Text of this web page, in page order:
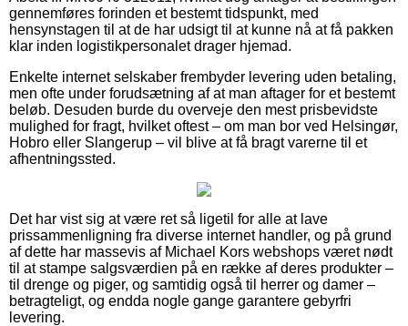
gennemføres forinden et bestemt tidspunkt, med
hensynstagen til at de har udsigt til at kunne nå at få pakken
klar inden logistikpersonalet drager hjemad.
Enkelte internet selskaber frembyder levering uden betaling,
men ofte under forudsætning af at man aftager for et bestemt
beløb. Desuden burde du overveje den mest prisbevidste
mulighed for fragt, hvilket oftest – om man bor ved Helsingør,
Hobro eller Slangerup – vil blive at få bragt varerne til et
afhentningssted.
Det har vist sig at være ret så ligetil for alle at lave
prissammenligning fra diverse internet handler, og på grund
af dette har massevis af Michael Kors webshops været nødt
til at stampe salgsværdien på en række af deres produkter –
til drenge og piger, og samtidig også til herrer og damer –
betragteligt, og endda nogle gange garantere gebyrfri
levering.